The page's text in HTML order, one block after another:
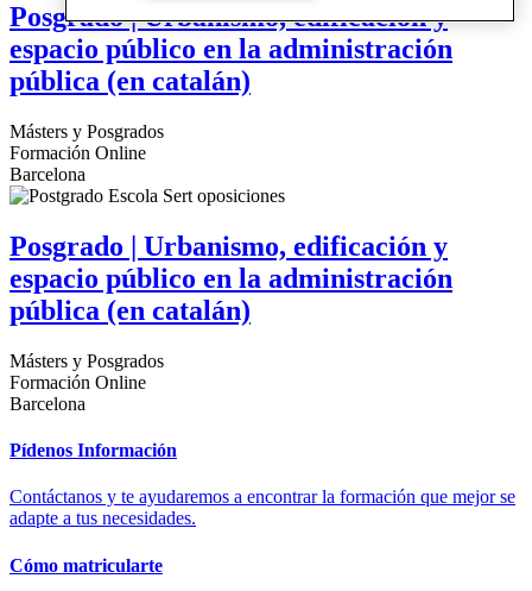
Posgrado | Urbanismo, edificación y
espacio público en la administración
pública (en catalán)
Másters y Posgrados
Formación Online
Barcelona
Posgrado | Urbanismo, edificación y
espacio público en la administración
pública (en catalán)
Másters y Posgrados
Formación Online
Barcelona
Pídenos Información
Contáctanos y te ayudaremos a encontrar la formación que mejor se
adapte a tus necesidades.
Cómo matricularte